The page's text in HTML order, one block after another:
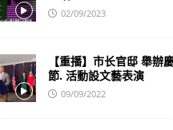
02/09/2023
【重播】市长官邸 舉辦
節. 活動設文藝表演
09/09/2022